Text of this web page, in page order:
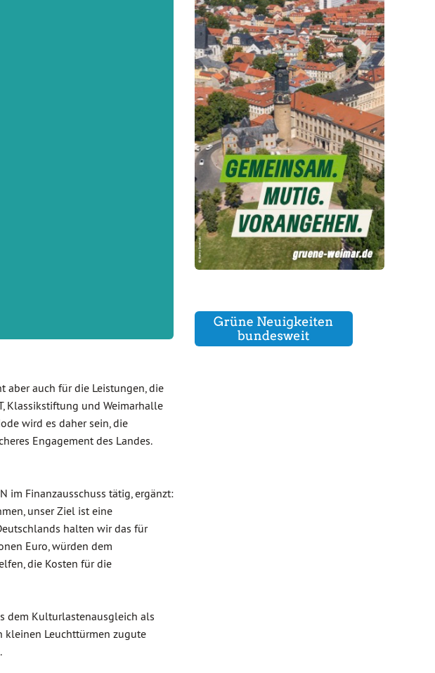
aber auch für die Leistungen, die
Klassikstiftung und Weimarhalle
wird es daher sein, die
Engagement des Landes.
im Finanzausschuss tätig, ergänzt:
unser Ziel ist eine
halten wir das für
Euro, würden dem
die Kosten für die
dem Kulturlastenausgleich als
kleinen Leuchttürmen zugute